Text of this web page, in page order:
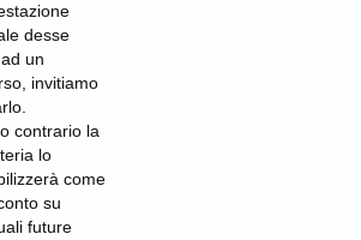
desse
un
invitiamo
contrario la
lo
come
su
future